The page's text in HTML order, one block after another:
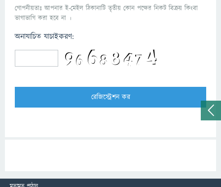
গোপনীয়তাঃ আপনার ই-মেইল ঠিকানাটি তৃতীয় কোন পক্ষের নিকট বিক্রয় কিংবা
ভাগাভাগি করা হবে না ।
অনাযাচিত যাচাইকরণ: